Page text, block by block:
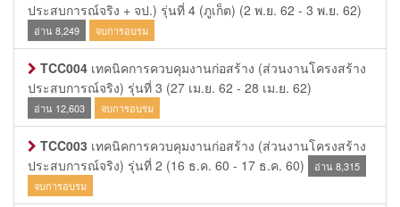
ประสบการณ์จริง + จป.) รุ่นที่ 4 (ภูเก็ต) (2 พ.ย. 62 - 3 พ.ย. 62)
อ่าน 8,249 จบการอบรม
TCC004 เทคนิคการควบคุมงานก่อสร้าง (ส่วนงานโครงสร้าง
ประสบการณ์จริง) รุ่นที่ 3 (27 เม.ย. 62 - 28 เม.ย. 62)
อ่าน 12,603 จบการอบรม
TCC003 เทคนิคการควบคุมงานก่อสร้าง (ส่วนงานโครงสร้าง
ประสบการณ์จริง) รุ่นที่ 2 (16 ธ.ค. 60 - 17 ธ.ค. 60)
อ่าน 8,315
จบการอบรม